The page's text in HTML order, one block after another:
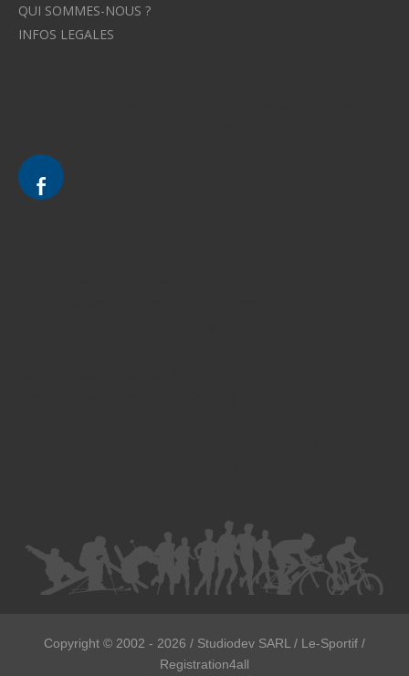
QUI SOMMES-NOUS ?
INFOS LEGALES
Copyright © 2002 - 2026 / Studiodev SARL / Le-Sportif /
Registration4all